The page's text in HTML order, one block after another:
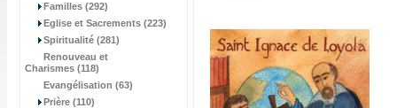
Familles (292)
Eglise et Sacrements (223)
Spiritualité (281)
Renouveau et
Charismes (118)
Evangélisation (63)
Prière (110)